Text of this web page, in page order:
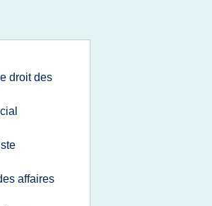
droit des
affaires